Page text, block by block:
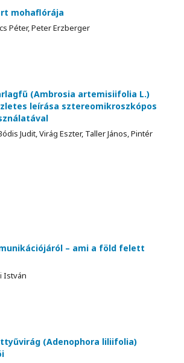
mohaflórája
Péter, Peter Erzberger
(Ambrosia artemisiifolia L.)
leírása sztereomikroszkópos
Judit, Virág Eszter, Taller János, Pintér
– ami a föld felett
István
(Adenophora liliifolia)